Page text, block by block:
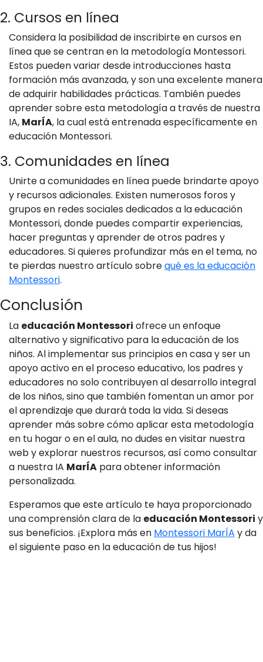
2. Cursos en línea
Considera la posibilidad de inscribirte en cursos en
línea que se centran en la metodología Montessori.
Estos pueden variar desde introducciones hasta
formación más avanzada, y son una excelente manera
de adquirir habilidades prácticas. También puedes
aprender sobre esta metodología a través de nuestra
IA, MarÍA, la cual está entrenada específicamente en
educación Montessori.
3. Comunidades en línea
Unirte a comunidades en línea puede brindarte apoyo
y recursos adicionales. Existen numerosos foros y
grupos en redes sociales dedicados a la educación
Montessori, donde puedes compartir experiencias,
hacer preguntas y aprender de otros padres y
educadores. Si quieres profundizar más en el tema, no
te pierdas nuestro artículo sobrequé es la educación
Montessori.
Conclusión
La educación Montessori ofrece un enfoque
alternativo y significativo para la educación de los
niños. Al implementar sus principios en casa y ser un
apoyo activo en el proceso educativo, los padres y
educadores no solo contribuyen al desarrollo integral
de los niños, sino que también fomentan un amor por
el aprendizaje que durará toda la vida. Si deseas
aprender más sobre cómo aplicar esta metodología
en tu hogar o en el aula, no dudes en visitar nuestra
web y explorar nuestros recursos, así como consultar
a nuestra IA MarÍA para obtener información
personalizada.
Esperamos que este artículo te haya proporcionado
una comprensión clara de la educación Montessori y
sus beneficios. ¡Explora más en Montessori MarÍA y da
el siguiente paso en la educación de tus hijos!